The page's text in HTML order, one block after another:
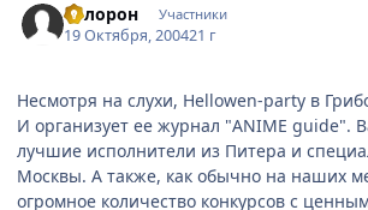
Белорон Участники
19 Октября, 200421 г
Несмотря на слухи, Hellowen-party в
И организует ее журнал "ANIME guide".
лучшие исполнители из Питера и
Москвы. А также, как обычно на наших
огромное количество конкурсов с